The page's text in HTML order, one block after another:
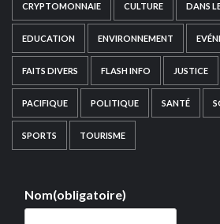
CRYPTOMONNAIE CULTURE DANS
EDUCATION ENVIRONNEMENT
FAITS DIVERS FLASH INFO JUSTICE
PACIFIQUE POLITIQUE SANTÉ
SPORTS TOURISME
Nom(obligatoire)